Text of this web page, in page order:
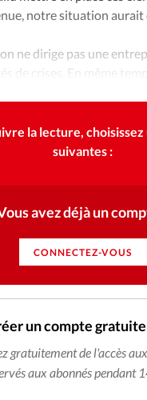
notre situation aurait
ne dirige pas une
de crises. En même
la lecture, choisissez
suivantes :
avez déjà un
CONNECTEZ-VOUS
un compte
gratuitement de l'accès
aux abonnés pendant